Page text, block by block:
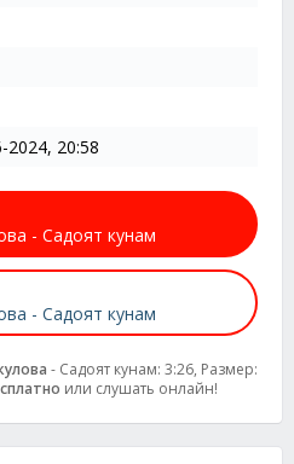
2024, 20:58
- Садоят кунам
- Садоят кунам
- Садоят кунам: 3:26, Размер:
или слушать онлайн!